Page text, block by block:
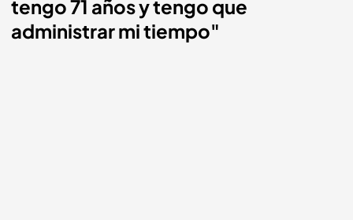
tengo 71 años y tengo que
administrar mi tiempo"